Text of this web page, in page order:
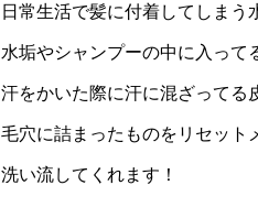
日常生活で髪に付着してしまう
水垢やシャンプーの中に入って
汗をかいた際に汗に混ざってる
毛穴に詰まったものをリセット
洗い流してくれます！